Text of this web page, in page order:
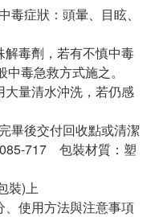
症狀：頭暈、目眩、
毒劑，若有不慎中毒
毒急救方式施之。
量清水沖洗，若仍感
畢後交付回收點或清潔
717 包裝材質：塑
裝)上
使用方法與注意事項